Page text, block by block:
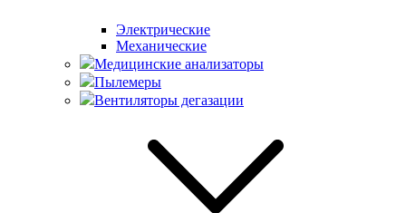
Электрические
Механические
Медицинские анализаторы
Пылемеры
Вентиляторы дегазации